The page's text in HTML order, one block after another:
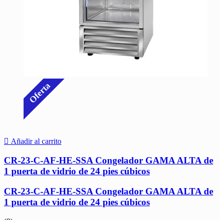
Oferta
Añadir al carrito
CR-23-C-AF-HE-SSA Congelador GAMA ALTA de
1 puerta de vidrio de 24 pies cúbicos
CR-23-C-AF-HE-SSA Congelador GAMA ALTA de
1 puerta de vidrio de 24 pies cúbicos